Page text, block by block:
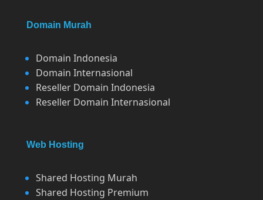
Domain Murah
Domain Indonesia
Domain Internasional
Reseller Domain Indonesia
Reseller Domain Internasional
Web Hosting
Shared Hosting Murah
Shared Hosting Premium